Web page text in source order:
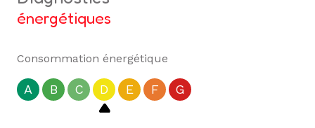
énergétiques
Consommation énergétique
A B C D E F G